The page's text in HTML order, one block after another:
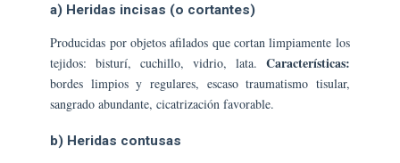
a) Heridas incisas (o cortantes)
Producidas por objetos afilados que cortan limpiamente los
tejidos: bisturí, cuchillo, vidrio, lata. Características:
bordes limpios y regulares, escaso traumatismo tisular,
sangrado abundante, cicatrización favorable.
b) Heridas contusas